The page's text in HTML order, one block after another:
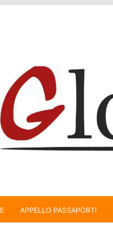
APPELLO PASSAPORTI